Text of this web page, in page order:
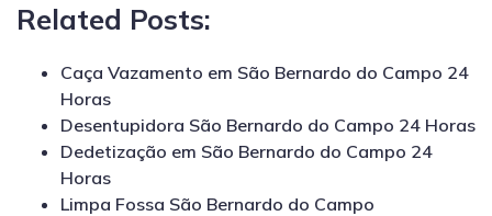
Related Posts:
Caça Vazamento em São Bernardo do Campo 24
Horas
Desentupidora São Bernardo do Campo 24 Horas
Dedetização em São Bernardo do Campo 24
Horas
Limpa Fossa São Bernardo do Campo